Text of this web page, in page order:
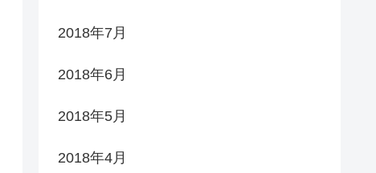
2018年7月
2018年6月
2018年5月
2018年4月